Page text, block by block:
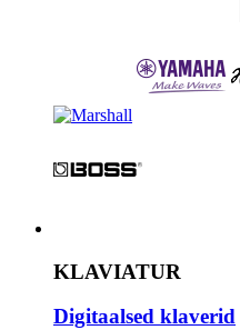
KLAVIATUR
Digitaalsed klaverid